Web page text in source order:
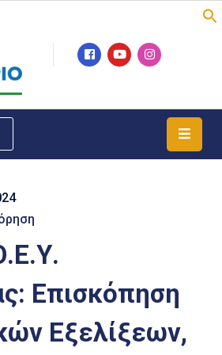
Επισκόπηση
Εξελίξεων,